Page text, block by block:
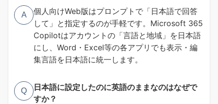
A
個人向けWeb版はプロンプトで「日本語で回答
して」と指定するのが手軽です。Microsoft 365
Copilotはアカウントの「言語と地域」を日本語
にし、Word・Excel等の各アプリでも表示・編
集言語を日本語に統一します。
Q
日本語に設定したのに英語のままなのはなぜで
すか？